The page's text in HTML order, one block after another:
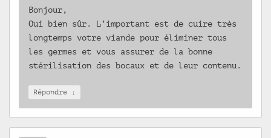
Bonjour,
Oui bien sûr. L’important est de cuire très
longtemps votre viande pour éliminer tous
les germes et vous assurer de la bonne
stérilisation des bocaux et de leur contenu.
Répondre ↓